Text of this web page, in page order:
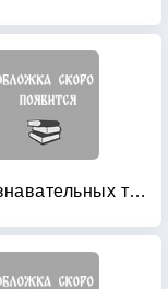
100 познавательных текстов для обучения детей чтению